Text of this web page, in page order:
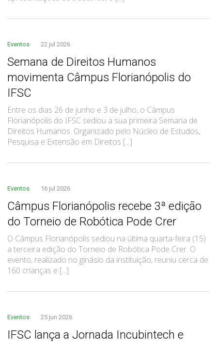
Eventos 22 jul 2026
Semana de Direitos Humanos
movimenta Câmpus Florianópolis do
IFSC
Entre os dias 26 de junho e 3 de julho, o Câmpus
Florianópolis do IFSC sediou a sua primeira Semana de
Direitos Humanos. Organizado pelo Núcleo de Estudos,
Pesquisa e Extensão em Direitos [...]
Eventos 16 jul 2026
Câmpus Florianópolis recebe 3ª edição
do Torneio de Robótica Pode Crer
O Câmpus Florianópolis sediou na última quarta-feira (15)
a terceira edição do Torneio de Robótica Pode Crer. O
evento, realizado no ginásio da instituição, reuniu cerca de
160 crianças e [...]
Eventos 25 jun 2026
IFSC lança a Jornada Incubintech e